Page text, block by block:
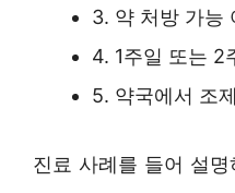
3. 약 처방 가능
4. 1주일 또는 2
5. 약국에서 조
진료 사례를 들어 설